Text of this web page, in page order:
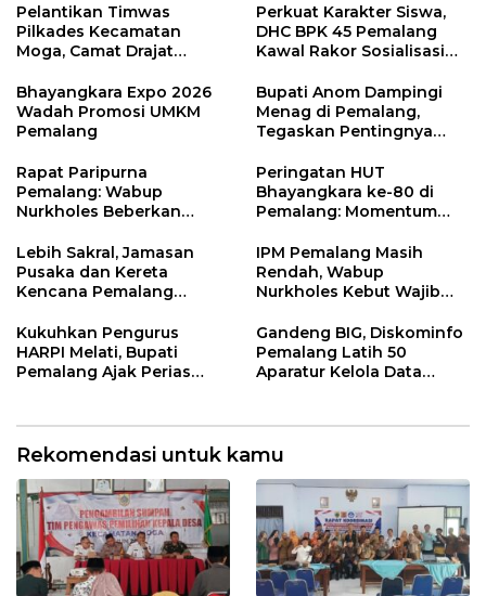
Pelantikan Timwas
Pilkades Kecamatan
Moga, Camat Drajat
Larangan
Perkuat Karakter Siswa,
DHC BPK 45 Pemalang
Kawal Rakor Sosialisasi
Petarukan
Bhayangkara Expo 2026
Wadah Promosi UMKM
Pemalang
Bupati Anom Dampingi
Menag di Pemalang,
Tegaskan Pentingnya
Nikah
Rapat Paripurna
Pemalang: Wabup
Nurkholes Beberkan
Masukan Fraksi DPRD
Peringatan HUT
Bhayangkara ke-80 di
Pemalang: Momentum
Kamtibmas
Lebih Sakral, Jamasan
Pusaka dan Kereta
Kencana Pemalang
Ndalem Notonagoro
IPM Pemalang Masih
Rendah, Wabup
Nurkholes Kebut Wajib
Kukuhkan Pengurus
HARPI Melati, Bupati
Pemalang Ajak Perias
Gandeng BIG, Diskominfo
Pemalang Latih 50
Aparatur Kelola Data
Rekomendasi untuk kamu